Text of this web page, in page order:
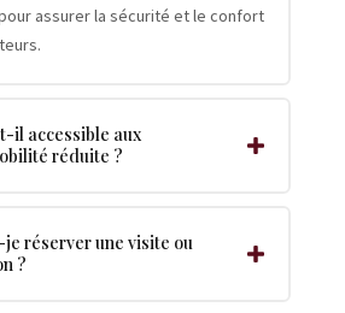
assurer la sécurité et le confort
il accessible aux
réduite ?
réserver une visite ou
?